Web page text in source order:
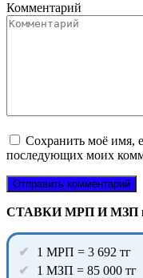
Комментарий
Сохранить моё имя,
последующих моих
СТАВКИ МРП И МЗП
1 МРП = 3 692 тг
1 МЗП = 85 000 тг